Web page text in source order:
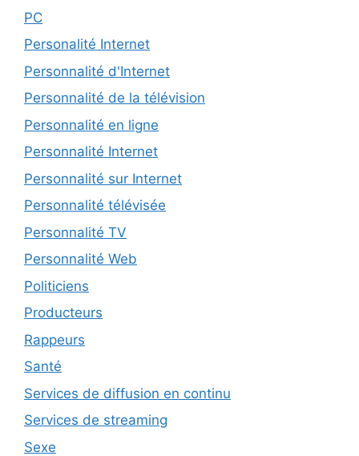
PC
Personalité Internet
Personnalité d'Internet
Personnalité de la télévision
Personnalité en ligne
Personnalité Internet
Personnalité sur Internet
Personnalité télévisée
Personnalité TV
Personnalité Web
Politiciens
Producteurs
Rappeurs
Santé
Services de diffusion en continu
Services de streaming
Sexe